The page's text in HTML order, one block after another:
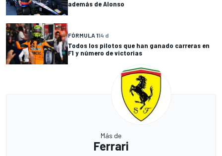
además de Alonso
FÓRMULA 114 d
Todos los pilotos que han ganado carreras en
F1 y número de victorias
Más de
Ferrari